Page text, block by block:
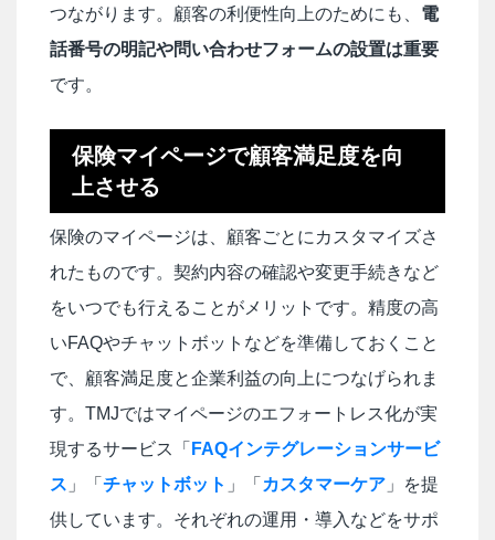
つながります。顧客の利便性向上のためにも、 電
話番号の明記や問い合わせフォームの設置は重要
です。
保険マイページで顧客満足度を向
上させる
保険のマイページは、顧客ごとにカスタマイズさ
れたものです。契約内容の確認や変更手続きなど
をいつでも行えることがメリットです。精度の高
いFAQやチャットボットなどを準備しておくこと
で、顧客満足度と企業利益の向上につなげられま
す。TMJではマイページのエフォートレス化が実
現するサービス「 FAQインテグレーションサービ
ス 」「 チャットボット 」「 カスタマーケア 」を提
供しています。それぞれの運用・導入などをサポ